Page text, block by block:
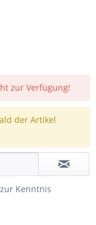
zur Verfügung!
der Artikel
zur Kenntnis